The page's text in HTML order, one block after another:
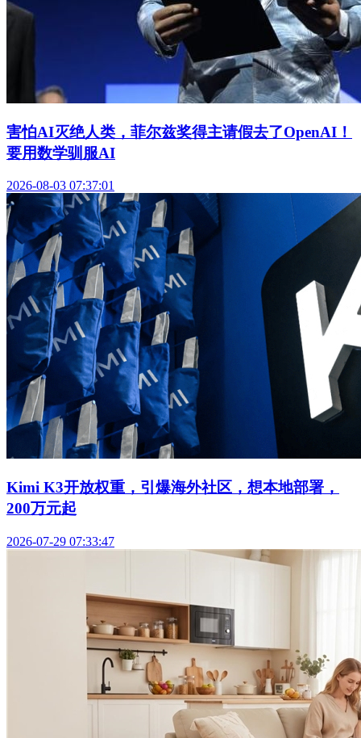
害怕AI灭绝人类，菲尔兹奖得主请假去了OpenAI！
要用数学驯服AI
2026-08-03 07:37:01
Kimi K3开放权重，引爆海外社区，想本地部署，
200万元起
2026-07-29 07:33:47